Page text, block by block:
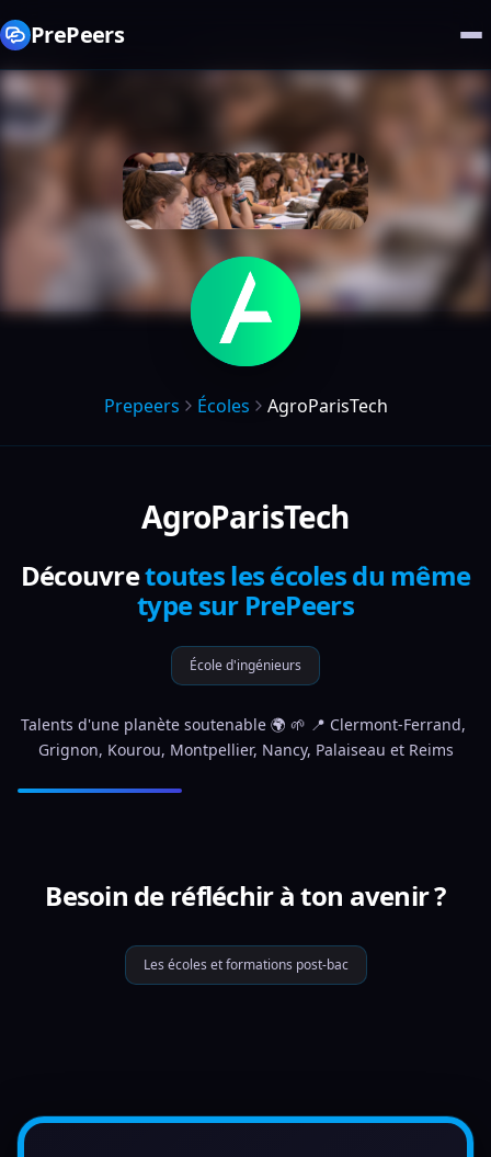
PrePeers
Prepeers Écoles AgroParisTech
AgroParisTech
Découvretoutes les écoles du même
type sur PrePeers
École d'ingénieurs
Talents d'une planète soutenable 🌍 🌱 📍 Clermont-Ferrand,
Grignon, Kourou, Montpellier, Nancy, Palaiseau et Reims
Besoin de réfléchir à ton avenir ?
Les écoles et formations post-bac